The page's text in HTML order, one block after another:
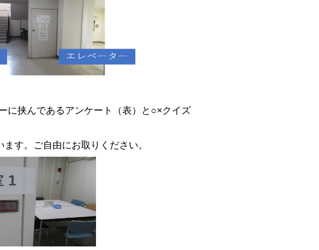
挟んであるアンケート（表）と○×クイズ
す。ご自由にお取りください。